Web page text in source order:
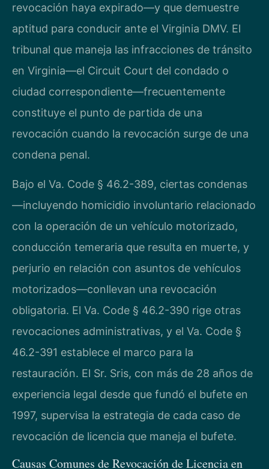
revocación haya expirado—y que demuestre
aptitud para conducir ante el Virginia DMV. El
tribunal que maneja las infracciones de tránsito
en Virginia—el Circuit Court del condado o
ciudad correspondiente—frecuentemente
constituye el punto de partida de una
revocación cuando la revocación surge de una
condena penal.
Bajo el Va. Code § 46.2-389, ciertas condenas
—incluyendo homicidio involuntario relacionado
con la operación de un vehículo motorizado,
conducción temeraria que resulta en muerte, y
perjurio en relación con asuntos de vehículos
motorizados—conllevan una revocación
obligatoria. El Va. Code § 46.2-390 rige otras
revocaciones administrativas, y el Va. Code §
46.2-391 establece el marco para la
restauración. El Sr. Sris, con más de 28 años de
experiencia legal desde que fundó el bufete en
1997, supervisa la estrategia de cada caso de
revocación de licencia que maneja el bufete.
Causas Comunes de Revocación de Licencia en